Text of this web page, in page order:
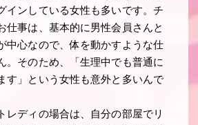
インしている女性も多いです。チ
仕事は、基本的に男性会員さんと
中心なので、体を動かすような仕
。そのため、「生理中でも普通に
す」という女性も意外と多いんで
レディの場合は、自分の部屋でリ